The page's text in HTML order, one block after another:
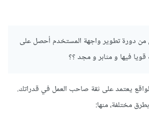
من دورة تطوير واجهة المستخدم أحصل على
فيها و مثابر و مجد ؟؟
يعتمد على ثقة صاحب العمل في قدراتك.
مختلفة، منها: